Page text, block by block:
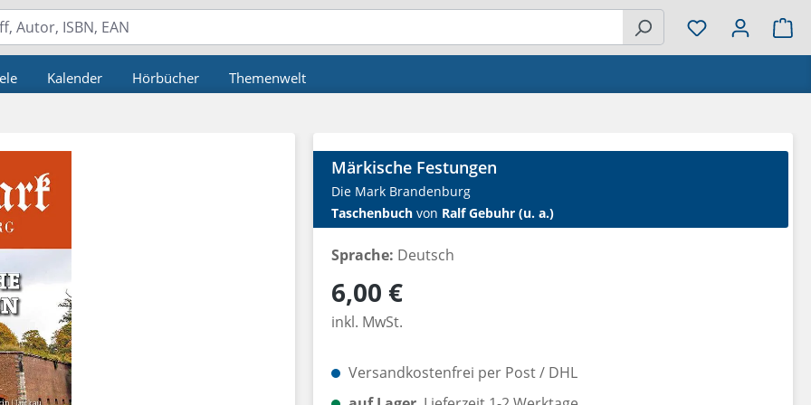
Kalender Hörbücher Themenwelt
Märkische Festungen
Die Mark Brandenburg
Taschenbuch von Ralf Gebuhr (u. a.)
Sprache: Deutsch
Regulärer Preis:
6,00 €
inkl. MwSt.
Versandkostenfrei per Post / DHL